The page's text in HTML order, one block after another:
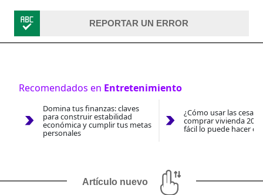
REPORTAR UN ERROR
Recomendados en Entretenimiento
Domina tus finanzas: claves
para construir estabilidad
económica y cumplir tus metas
personales
¿Cómo usar las
comprar vivienda
fácil lo puede hacer
Artículo nuevo